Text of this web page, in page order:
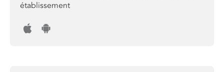
établissement